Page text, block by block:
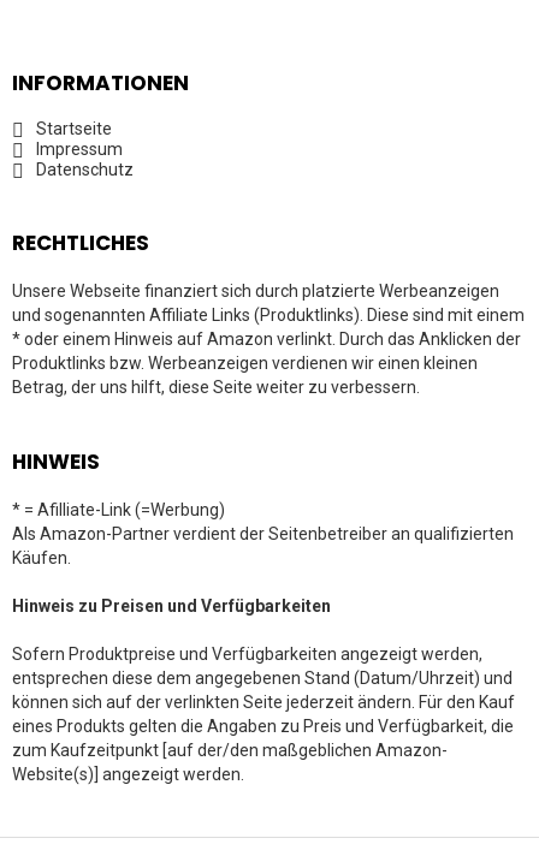
INFORMATIONEN
Startseite
Impressum
Datenschutz
RECHTLICHES
Unsere Webseite finanziert sich durch platzierte Werbeanzeigen
und sogenannten Affiliate Links (Produktlinks). Diese sind mit einem
* oder einem Hinweis auf Amazon verlinkt. Durch das Anklicken der
Produktlinks bzw. Werbeanzeigen verdienen wir einen kleinen
Betrag, der uns hilft, diese Seite weiter zu verbessern.
HINWEIS
* = Afilliate-Link (=Werbung)
Als Amazon-Partner verdient der Seitenbetreiber an qualifizierten
Käufen.
Hinweis zu Preisen und Verfügbarkeiten
Sofern Produktpreise und Verfügbarkeiten angezeigt werden,
entsprechen diese dem angegebenen Stand (Datum/Uhrzeit) und
können sich auf der verlinkten Seite jederzeit ändern. Für den Kauf
eines Produkts gelten die Angaben zu Preis und Verfügbarkeit, die
zum Kaufzeitpunkt [auf der/den maßgeblichen Amazon-
Website(s)] angezeigt werden.